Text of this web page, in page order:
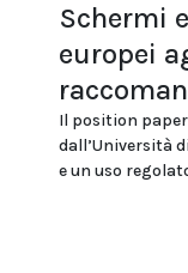
Schermi
europei
Il position
dall’Università
e un uso